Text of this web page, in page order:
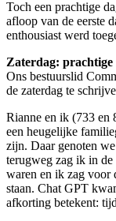
Toch een prachtige
afloop van de eerste
enthousiast werd
Zaterdag: prachtige
Ons bestuurslid
de zaterdag te
Rianne en ik (733 en
een heugelijke
zijn. Daar genoten
terugweg zag ik in de
waren en ik zag voor
staan. Chat GPT
afkorting betekent: